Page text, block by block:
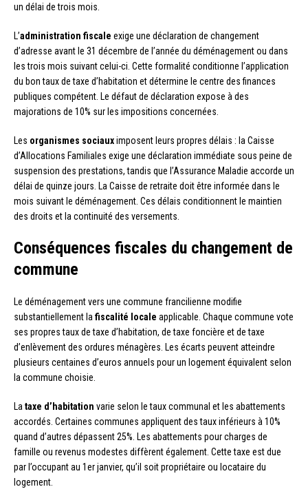
un délai de trois mois.
L’administration fiscale exige une déclaration de changement
d’adresse avant le 31 décembre de l’année du déménagement ou dans
les trois mois suivant celui-ci. Cette formalité conditionne l’application
du bon taux de taxe d’habitation et détermine le centre des finances
publiques compétent. Le défaut de déclaration expose à des
majorations de 10% sur les impositions concernées.
Les organismes sociauximposent leurs propres délais : la Caisse
d’Allocations Familiales exige une déclaration immédiate sous peine de
suspension des prestations, tandis que l’Assurance Maladie accorde un
délai de quinze jours. La Caisse de retraite doit être informée dans le
mois suivant le déménagement. Ces délais conditionnent le maintien
des droits et la continuité des versements.
Conséquences fiscales du changement de
commune
Le déménagement vers une commune francilienne modifie
substantiellement la fiscalité locale applicable. Chaque commune vote
ses propres taux de taxe d’habitation, de taxe foncière et de taxe
d’enlèvement des ordures ménagères. Les écarts peuvent atteindre
plusieurs centaines d’euros annuels pour un logement équivalent selon
la commune choisie.
La taxe d’habitation varie selon le taux communal et les abattements
accordés. Certaines communes appliquent des taux inférieurs à 10%
quand d’autres dépassent 25%. Les abattements pour charges de
famille ou revenus modestes diffèrent également. Cette taxe est due
par l’occupant au 1er janvier, qu’il soit propriétaire ou locataire du
logement.